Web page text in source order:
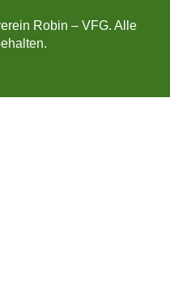
Robin – VFG. Alle